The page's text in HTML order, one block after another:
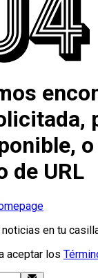
de URL
en tu
aceptar los